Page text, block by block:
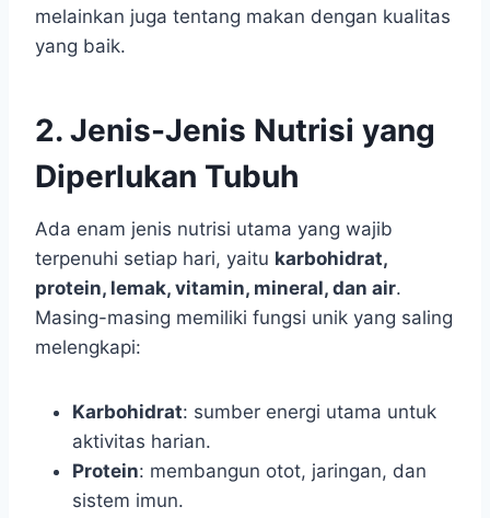
melainkan juga tentang makan dengan kualitas
yang baik.
2. Jenis-Jenis Nutrisi yang
Diperlukan Tubuh
Ada enam jenis nutrisi utama yang wajib
terpenuhi setiap hari, yaitu karbohidrat,
protein, lemak, vitamin, mineral, dan air.
Masing-masing memiliki fungsi unik yang saling
melengkapi:
Karbohidrat: sumber energi utama untuk
aktivitas harian.
Protein: membangun otot, jaringan, dan
sistem imun.